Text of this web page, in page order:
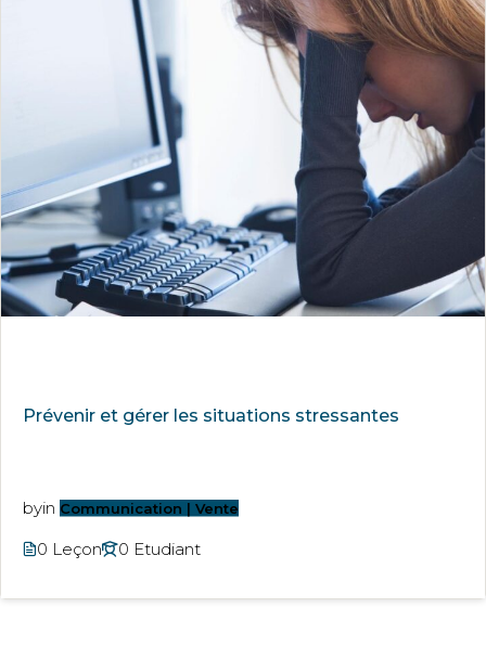
Prévenir et gérer les situations stressantes
byin Communication | Vente
0 Leçon 0 Etudiant